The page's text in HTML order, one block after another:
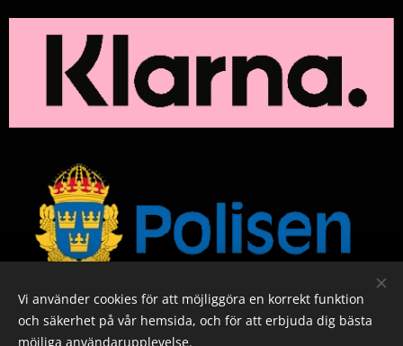
Cookies
Vi använder cookies för att möjliggöra en korrekt funktion
och säkerhet på vår hemsida, och för att erbjuda dig bästa
möjliga användarupplevelse.